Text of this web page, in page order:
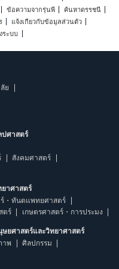
ข้อความจากรุ่นพี่
ค้นหาดรรชนี
แจ้งเกี่ยวกับข้อมูลส่วนตัว
ระบบ
ย
ปศาสตร์
สังคมศาสตร์
าศาสตร์
・ทันตแพทยศาสตร์
ตร์ เกษตรศาสตร์・การประมง
ยศาสตร์และวิทยาศาสตร์
าพ
ศิลปกรรม